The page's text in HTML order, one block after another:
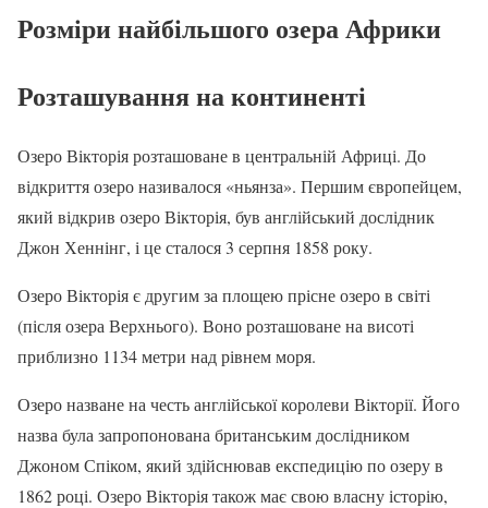
Розміри найбільшого озера Африки
Розташування на континенті
Озеро Вікторія розташоване в центральній Африці. До
відкриття озеро називалося «ньянза». Першим європейцем,
який відкрив озеро Вікторія, був англійський дослідник
Джон Хеннінг, і це сталося 3 серпня 1858 року.
Озеро Вікторія є другим за площею прісне озеро в світі
(після озера Верхнього). Воно розташоване на висоті
приблизно 1134 метри над рівнем моря.
Озеро назване на честь англійської королеви Вікторії. Його
назва була запропонована британським дослідником
Джоном Спіком, який здійснював експедицію по озеру в
1862 році. Озеро Вікторія також має свою власну історію,